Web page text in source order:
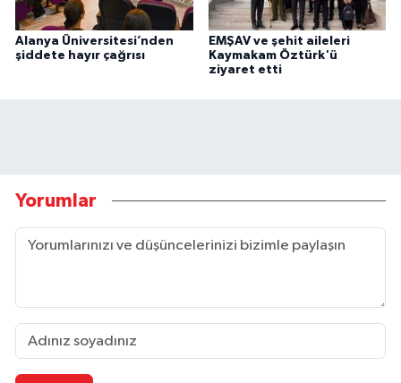
Alanya Üniversitesi’nden
şiddete hayır çağrısı
EMŞAV ve şehit aileleri
Kaymakam Öztürk'ü
ziyaret etti
Yorumlar